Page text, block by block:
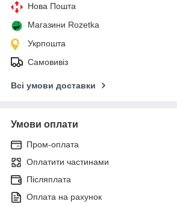
Нова Пошта
Магазини Rozetka
Укрпошта
Самовивіз
Всі умови доставки
Умови оплати
Пром-оплата
Оплатити частинами
Післяплата
Оплата на рахунок